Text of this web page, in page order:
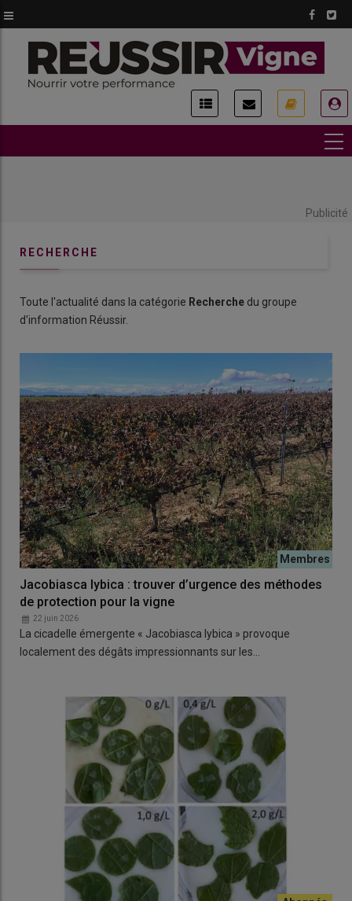
au
contenu
principal
Publicité
RECHERCHE
Toute l'actualité dans la catégorie Recherche du groupe
d'information Réussir.
Jacobiasca lybica : trouver d’urgence des méthodes
de protection pour la vigne
22 juin 2026
La cicadelle émergente « Jacobiasca lybica » provoque
localement des dégâts impressionnants sur les…